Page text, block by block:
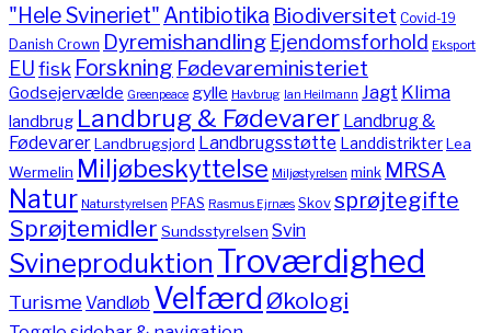
"Hele Svineriet" Antibiotika Biodiversitet Covid-19
Danish Crown Dyremishandling Ejendomsforhold Eksport
EUfisk Forskning Fødevareministeriet
Godsejervælde Greenpeace gylle Havbrug Ian Heilmann Jagt Klima
landbrug Landbrug & Fødevarer Landbrug &
FødevarerLandbrugsjord Landbrugsstøtte LanddistrikterLea
Wermelin Miljøbeskyttelse Miljøstyrelsen mink MRSA
Natur Naturstyrelsen PFAS Rasmus Ejrnæs Skov sprøjtegifte
Sprøjtemidler Sundsstyrelsen Svin
Svineproduktion Troværdighed
TurismeVandløb Velfærd Økologi